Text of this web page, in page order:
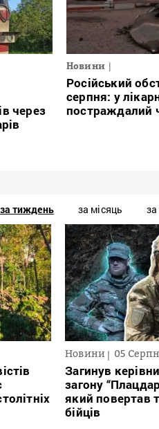
через
Новини
Російський
серпня: у
постраждалий
за тиждень за місяць за
Новини 05
Загинув
загону
який повертав
бійців